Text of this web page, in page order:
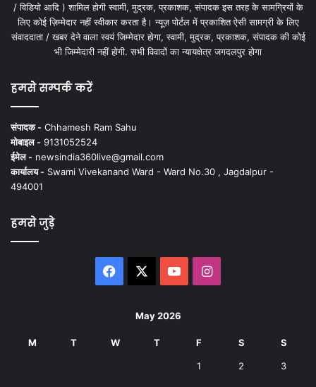
/ विडियो आदि ) शामिल होगी स्वामी, मुद्रक, प्रकाशक, संपादक इस तरह के सामग्रियों के
लिए कोई ज़िम्मेदार नहीं स्वीकार करता है। न्यूज़ पोर्टल में प्रकाशित ऐसी सामग्री के लिए
संवाददाता / खबर देने वाला स्वयं जिम्मेदार होगा, स्वामी, मुद्रक, प्रकाशक, संपादक की कोई
भी जिम्मेदारी नहीं होगी. सभी विवादों का न्यायक्षेत्र जगदलपुर होगा
हमसे सम्पर्क करें
संपादक - Chhamesh Ram Sahu
मोबाइल - 9131052524
ईमेल - newsindia360live@gmail.com
कार्यालय - Swami Vivekanand Ward - Ward No.30 , Jagdalpur -
494001
हमसे जुड़े
Facebook YouTubeInstagram
May 2026
M T W T F S S
1 2 3